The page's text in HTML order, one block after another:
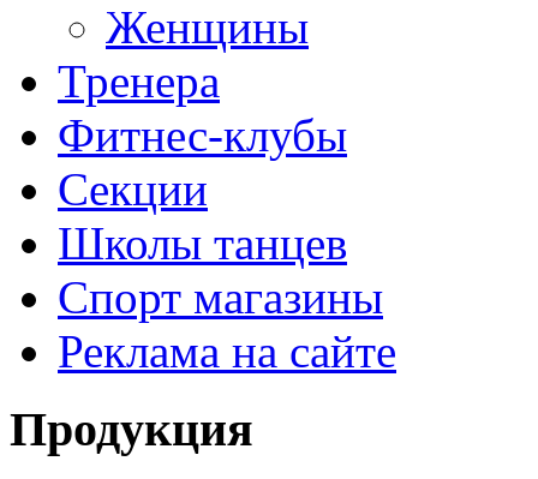
Женщины
Тренера
Фитнес-клубы
Секции
Школы танцев
Спорт магазины
Реклама на сайте
Продукция